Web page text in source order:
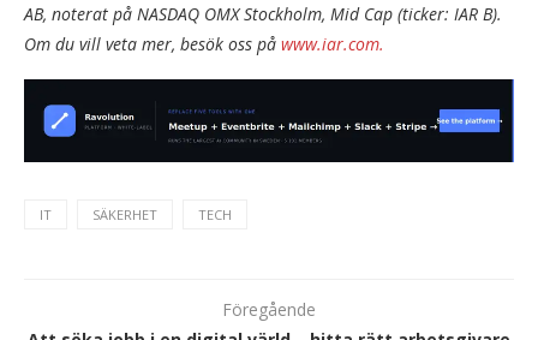
AB, noterat på NASDAQ OMX Stockholm, Mid Cap (ticker: IAR B).
Om du vill veta mer, besök oss på www.iar.com.
IT SÄKERHET TECH
Föregående